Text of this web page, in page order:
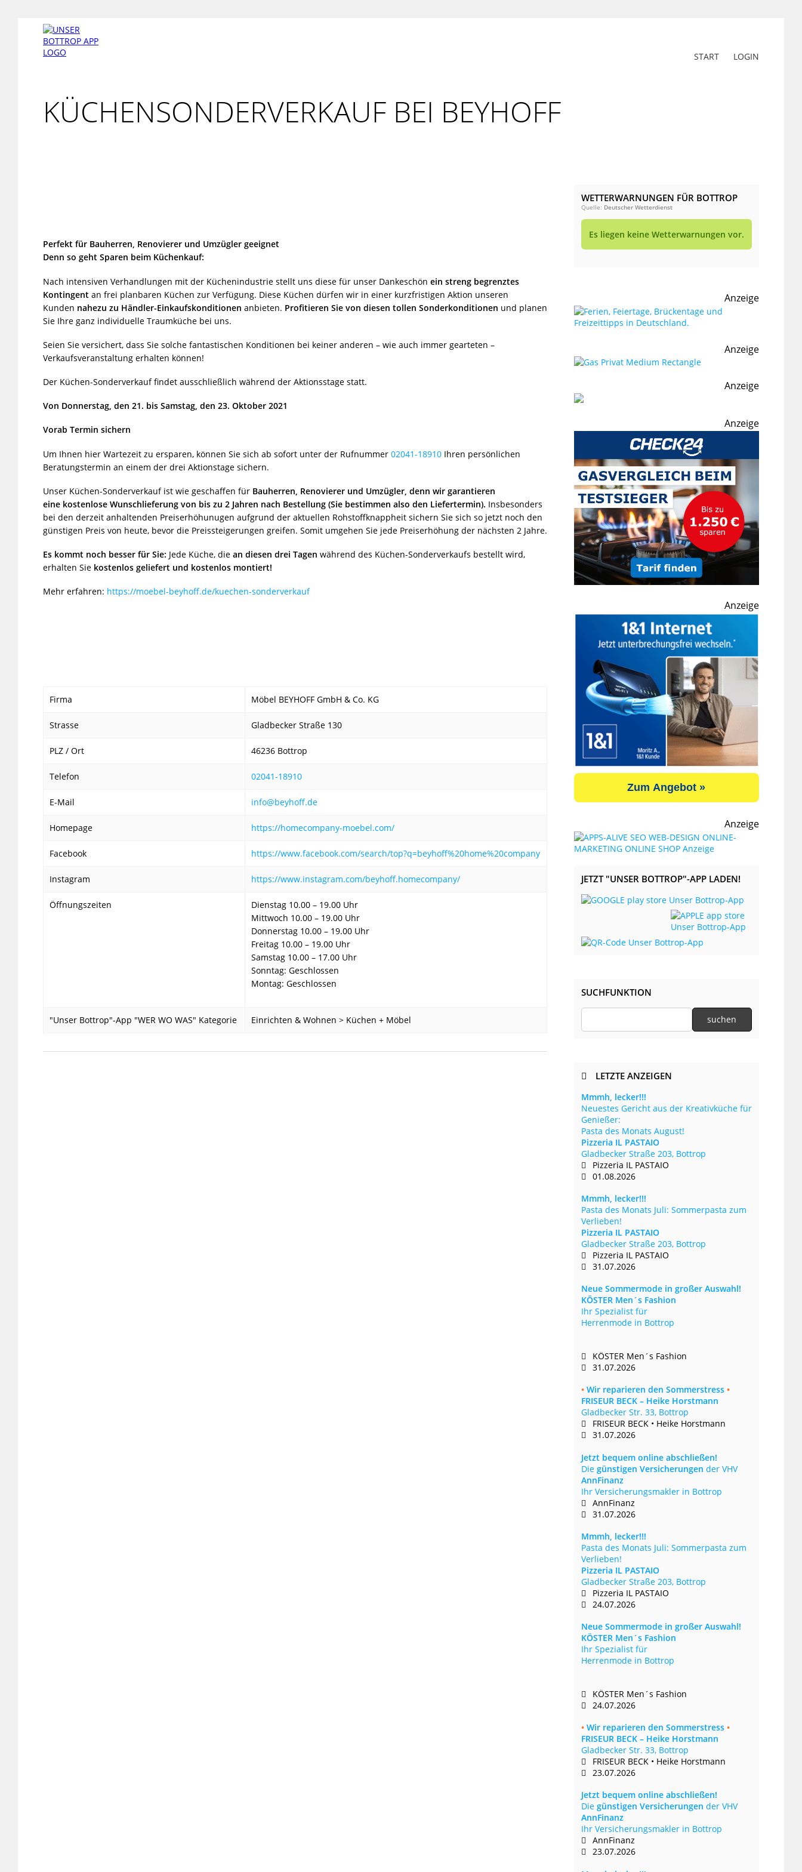
START LOGIN
KÜCHENSONDERVERKAUF BEI BEYHOFF
Perfekt für Bauherren, Renovierer und Umzügler geeignet
Denn so geht Sparen beim Küchenkauf:
Nach intensiven Verhandlungen mit der Küchenindustrie stellt uns diese für unser Dankeschön ein streng begrenztes
Kontingent an frei planbaren Küchen zur Verfügung. Diese Küchen dürfen wir in einer kurzfristigen Aktion unseren
Kunden nahezu zu Händler-Einkaufskonditionen anbieten. Profitieren Sie von diesen tollen Sonderkonditionen und planen
Sie Ihre ganz individuelle Traumküche bei uns.
Seien Sie versichert, dass Sie solche fantastischen Konditionen bei keiner anderen – wie auch immer gearteten –
Verkaufsveranstaltung erhalten können!
Der Küchen-Sonderverkauf findet ausschließlich während der Aktionsstage statt.
Von Donnerstag, den 21. bis Samstag, den 23. Oktober 2021
Vorab Termin sichern
Um Ihnen hier Wartezeit zu ersparen, können Sie sich ab sofort unter der Rufnummer 02041-18910 Ihren persönlichen
Beratungstermin an einem der drei Aktionstage sichern.
Unser Küchen-Sonderverkauf ist wie geschaffen für Bauherren, Renovierer und Umzügler, denn wir garantieren
eine kostenlose Wunschlieferung von bis zu 2 Jahren nach Bestellung (Sie bestimmen also den Liefertermin). Insbesonders
bei den derzeit anhaltenden Preiserhöhunugen aufgrund der aktuellen Rohstoffknappheit sichern Sie sich so jetzt noch den
günstigen Preis von heute, bevor die Preissteigerungen greifen. Somit umgehen Sie jede Preiserhöhung der nächsten 2 Jahre.
Es kommt noch besser für Sie: Jede Küche, die an diesen drei Tagen während des Küchen-Sonderverkaufs bestellt wird,
erhalten Sie kostenlos geliefert und kostenlos montiert!
Mehr erfahren: https://moebel-beyhoff.de/kuechen-sonderverkauf
Firma Möbel BEYHOFF GmbH & Co. KG
Strasse Gladbecker Straße 130
PLZ / Ort 46236 Bottrop
Telefon 02041-18910
E-Mail info@beyhoff.de
Homepage https://homecompany-moebel.com/
Facebook https://www.facebook.com/search/top?q=beyhoff%20home%20company
Instagram https://www.instagram.com/beyhoff.homecompany/
Öffnungszeiten
Dienstag 10.00 – 19.00 Uhr
Mittwoch 10.00 – 19.00 Uhr
Donnerstag 10.00 – 19.00 Uhr
Freitag 10.00 – 19.00 Uhr
Samstag 10.00 – 17.00 Uhr
Sonntag: Geschlossen
Montag: Geschlossen
"Unser Bottrop"-App "WER WO WAS" Kategorie Einrichten & Wohnen > Küchen + Möbel
WETTERWARNUNGEN FÜR BOTTROP
Quelle: Deutscher Wetterdienst
Es liegen keine Wetterwarnungen vor.
Anzeige
Anzeige
Anzeige
Anzeige
Anzeige
Zum Angebot »
Anzeige
JETZT "UNSER BOTTROP"-APP LADEN!
SUCHFUNKTION
LETZTE ANZEIGEN
Mmmh, lecker!!!
Neuestes Gericht aus der Kreativküche für
Genießer:
Pasta des Monats August!
Pizzeria IL PASTAIO
Gladbecker Straße 203, Bottrop
Pizzeria IL PASTAIO
01.08.2026
Mmmh, lecker!!!
Pasta des Monats Juli: Sommerpasta zum
Verlieben!
Pizzeria IL PASTAIO
Gladbecker Straße 203, Bottrop
Pizzeria IL PASTAIO
31.07.2026
Neue Sommermode in großer Auswahl!
KÖSTER Men´s Fashion
Ihr Spezialist für
Herrenmode in Bottrop
KÖSTER Men´s Fashion
31.07.2026
•Wir reparieren den Sommerstress •
FRISEUR BECK – Heike Horstmann
Gladbecker Str. 33, Bottrop
FRISEUR BECK • Heike Horstmann
31.07.2026
Jetzt bequem online abschließen!
Die günstigen Versicherungen der VHV
AnnFinanz
Ihr Versicherungsmakler in Bottrop
AnnFinanz
31.07.2026
Mmmh, lecker!!!
Pasta des Monats Juli: Sommerpasta zum
Verlieben!
Pizzeria IL PASTAIO
Gladbecker Straße 203, Bottrop
Pizzeria IL PASTAIO
24.07.2026
Neue Sommermode in großer Auswahl!
KÖSTER Men´s Fashion
Ihr Spezialist für
Herrenmode in Bottrop
KÖSTER Men´s Fashion
24.07.2026
•Wir reparieren den Sommerstress •
FRISEUR BECK – Heike Horstmann
Gladbecker Str. 33, Bottrop
FRISEUR BECK • Heike Horstmann
23.07.2026
Jetzt bequem online abschließen!
Die günstigen Versicherungen der VHV
AnnFinanz
Ihr Versicherungsmakler in Bottrop
AnnFinanz
23.07.2026